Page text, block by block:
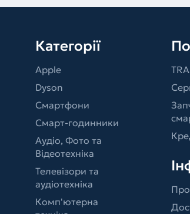
Категорії
Apple
Dyson
Смартфони
Смарт-годинники
Аудіо, Фото та
Відеотехніка
Телевізори та
аудіотехніка
Комп'ютерна
Про